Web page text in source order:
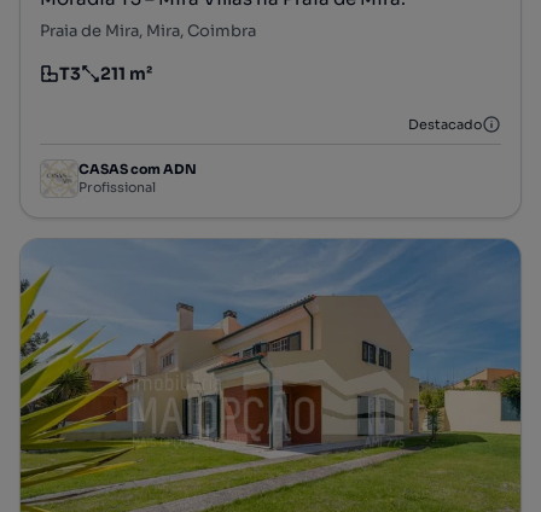
Praia de Mira, Mira, Coimbra
Tipologia
T3
Preço por metro quadrado
211 m²
Destacado
CASAS com ADN
Profissional